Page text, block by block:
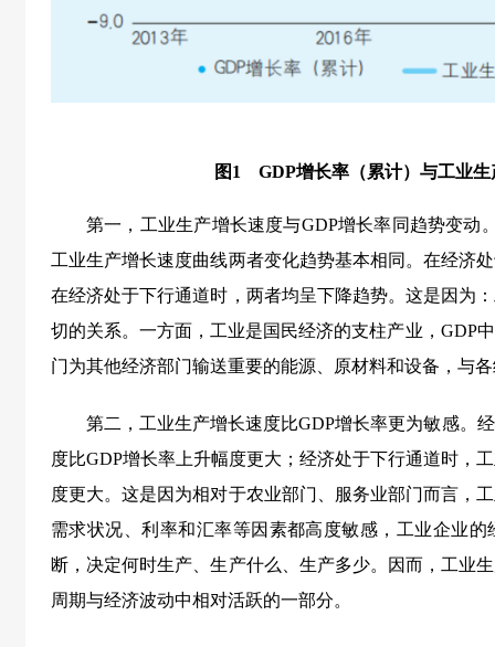
图1 GDP增长率（累计）与工业
第一， 工业生产增长速度与GDP增长率同趋势变动
工业生产增长速度曲线两者变化趋势基本相同。在经济
在经济处于下行通道时，两者均呈下降趋势。这是因为
切的关系。一方面，工业是国民经济的支柱产业，GDP
门为其他经济部门输送重要的能源、原材料和设备，与
第二， 工业生产增长速度比GDP增长率更为敏感。
度比GDP增长率上升幅度更大；经济处于下行通道时，
度更大。这是因为相对于农业部门、服务业部门而言，
需求状况、利率和汇率等因素都高度敏感，工业企业
断，决定何时生产、生产什么、生产多少。因而，工业
周期与经济波动中相对活跃的一部分。